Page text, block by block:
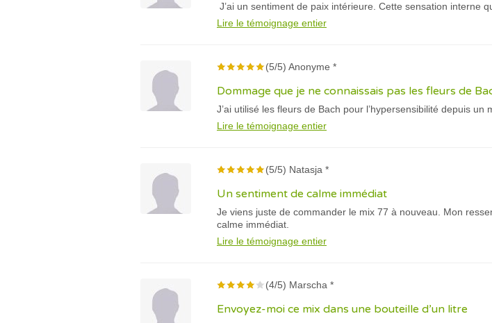
J’ai un sentiment de paix intérieure. Cette sensation interne
Lire le témoignage entier
(5/5) Anonyme *
Dommage que je ne connaissais pas les fleurs de
J’ai utilisé les fleurs de Bach pour l’hypersensibilité depuis
Lire le témoignage entier
(5/5) Natasja *
Un sentiment de calme immédiat
Je viens juste de commander le mix 77 à nouveau. Mon
calme immédiat.
Lire le témoignage entier
(4/5) Marscha *
Envoyez-moi ce mix dans une bouteille d’un litre